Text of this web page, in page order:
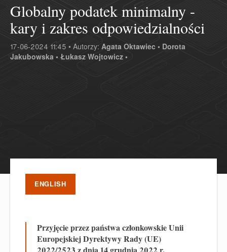
Globalny podatek minimalny -
kary i zakres odpowiedzialności
17-06-2024 11:45 • Autorzy: Agata Oktawiec • Dorota
Jakubowska • Łukasz Wojtowicz •
ENGLISH
Przyjęcie przez państwa członkowskie Unii
Europejskiej Dyrektywy Rady (UE)
2022/2523 z dnia 14 grudnia 2022 r.